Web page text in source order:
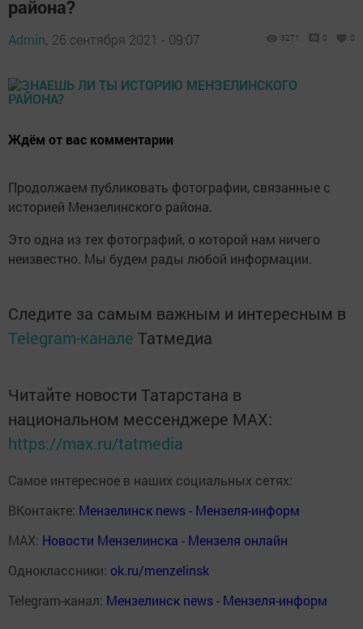
района?
Admin, 26 сентября 2021 - 09:07 3271 0 0
Ждём от вас комментарии
Продолжаем публиковать фотографии, связанные с
историей Мензелинского района.
Это одна из тех фотографий, о которой нам ничего
неизвестно. Мы будем рады любой информации.
Следите за самым важным и интересным в
Telegram-канале Татмедиа
Читайте новости Татарстана в
национальном мессенджере MАХ:
https://max.ru/tatmedia
Самое интересное в наших социальных сетях:
ВКонтакте: Мензелинск news - Мензеля-информ
MAX: Новости Мензелинска - Мензеля онлайн
Одноклассники: ok.ru/menzelinsk
Telegram-канал: Мензелинск news - Мензеля-информ